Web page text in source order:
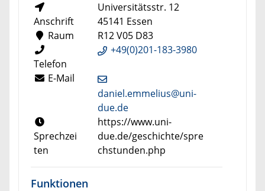
Anschrift
Universitätsstr. 12
45141 Essen
Raum
R12 V05 D83
Telefon
+49(0)201-183-3980
E-Mail
daniel.emmelius@uni-
due.de
Sprechzei
ten
https://www.uni-
due.de/geschichte/spre
chstunden.php
Funktionen